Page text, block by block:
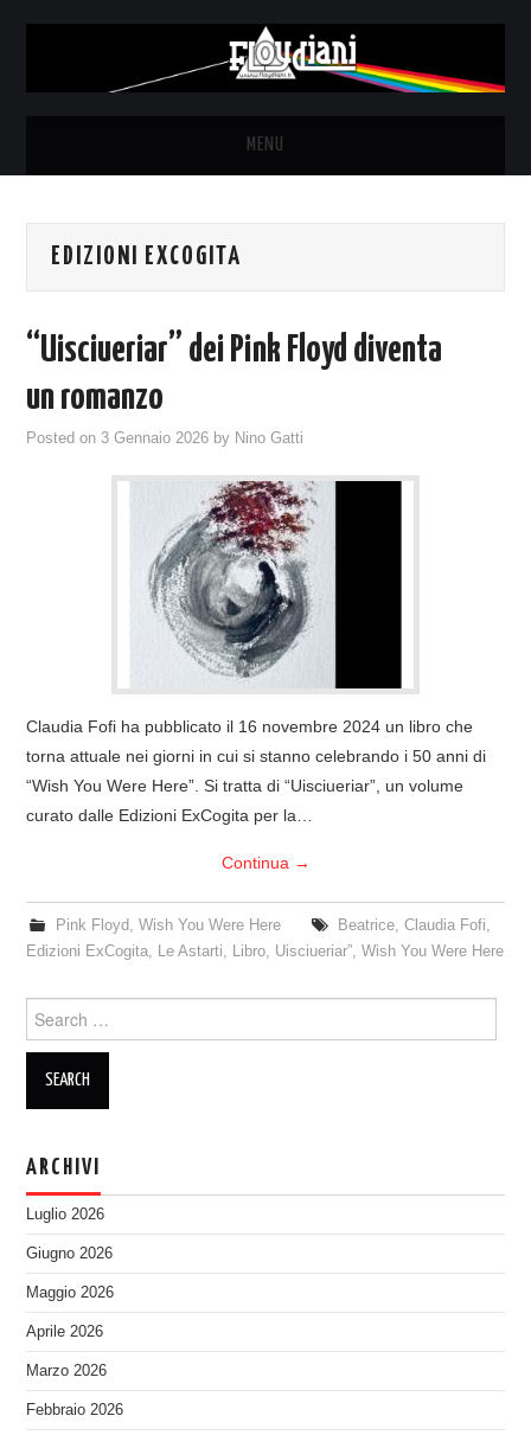
MENU
NEWS
SYD BARRETT – ALLE SOGLIE
DELL’ALBA
COVER & TRIBUTI
DISCOGRAFIA
CONTATTI
PINKFLOYDIANE
EDIZIONI EXCOGITA
“Uisciueriar” dei Pink Floyd diventa
un romanzo
Posted on 3 Gennaio 2026 by Nino Gatti
Claudia Fofi ha pubblicato il 16 novembre 2024 un libro che
torna attuale nei giorni in cui si stanno celebrando i 50 anni di
“Wish You Were Here”. Si tratta di “Uisciueriar”, un volume
curato dalle Edizioni ExCogita per la…
Continua →
Pink Floyd, Wish You Were Here Beatrice, Claudia Fofi,
Edizioni ExCogita, Le Astarti, Libro, Uisciueriar”,Wish You Were Here
for:
ARCHIVI
Luglio 2026
Giugno 2026
Maggio 2026
Aprile 2026
Marzo 2026
Febbraio 2026